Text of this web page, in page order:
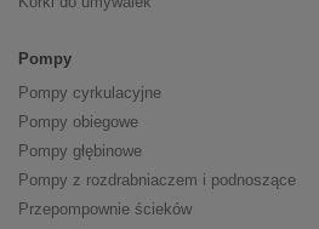
Pompy
Pompy cyrkulacyjne
Pompy obiegowe
Pompy głębinowe
Pompy z rozdrabniaczem i podnoszące
Przepompownie ścieków